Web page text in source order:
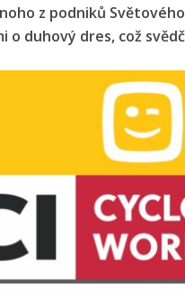
z podniků
o duhový dres, což